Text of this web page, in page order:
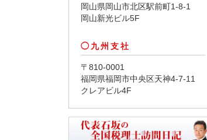
岡山県岡山市北区駅前町1-8-1
岡山新光ビル5F
九州支社
〒810-0001
福岡県福岡市中央区天神4-7-11
クレアビル4F